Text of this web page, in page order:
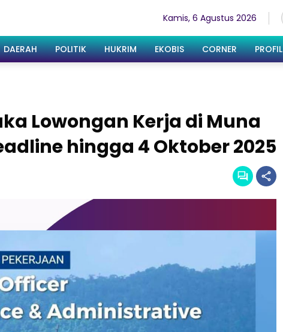
Kamis, 6 Agustus 2026
DAERAH POLITIK HUKRIM EKOBIS CORNER PROFIL
Lowongan Kerja di Muna
hingga 4 Oktober 2025